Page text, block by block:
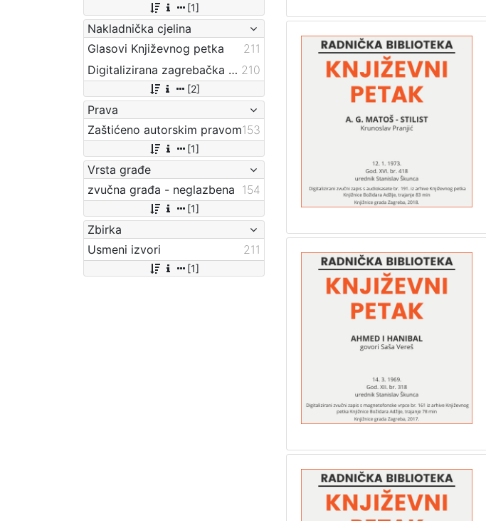
[1]
Nakladnička cjelina
Glasovi Književnog petka
211
Digitalizirana zagrebačka baština 210
[2]
Prava
Zaštićeno autorskim pravom153
[1]
Vrsta građe
zvučna građa - neglazbena 154
[1]
Zbirka
Usmeni izvori
211
[1]